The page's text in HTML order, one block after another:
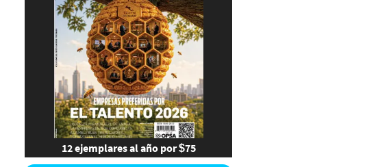
12 ejemplares al año por $75